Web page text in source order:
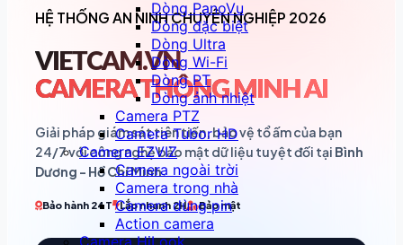
Dòng PanoVu
Dòng đặc biệt
Dòng Ultra
Dòng Wi-Fi
Dòng PT
Dòng ảnh nhiệt
Camera PTZ
Camera Tubor HD
Camera EZVIZ
Camera ngoài trời
Camera trong nhà
Camera dùng pin
Action camera
HỆ THỐNG AN NINH CHUYÊN NGHIỆP 2026
VIETCAM.VN
CAMERA THÔNG MINH AI
Giải pháp giám sát tiên tiến, bảo vệ tổ ấm của bạn
24/7 với công nghệ bảo mật dữ liệu tuyệt đối tại Bình
Dương - Hồ Chí Minh.
Bảo hành 24T Lắp nhanh 2H Bảo mật